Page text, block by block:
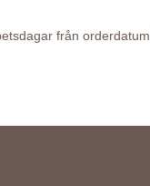
från orderdatum